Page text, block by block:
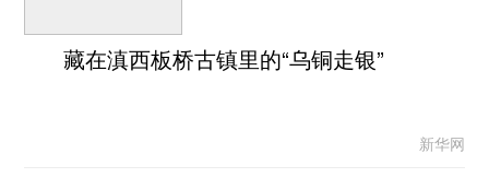
藏在滇西板桥古镇里的“乌铜走银”
新华网